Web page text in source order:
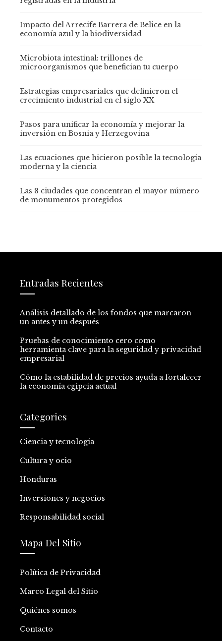
Impacto del Arrecife Barrera de Belice en la
economía azul y la biodiversidad
Microbiota intestinal: trillones de
microorganismos que benefician tu cuerpo
Estrategias empresariales que definieron el
crecimiento industrial en el siglo XX
Pasos para unificar la economía y mejorar la
inversión en Bosnia y Herzegovina
Las ecuaciones que hicieron posible la tecnología
moderna y la ciencia
Las 8 ciudades que concentran el mayor número
de monumentos protegidos
Entradas Recientes
Análisis detallado de los fondos que marcaron
un antes y un después
Pruebas de conocimiento cero como
herramienta clave para la seguridad y privacidad
empresarial
Cómo la estabilidad de precios ayuda a fortalecer
la economía egipcia actual
Categories
Ciencia y tecnología
Cultura y ocio
Honduras
Inversiones y negocios
Responsabilidad social
Mapa Del Sitio
Política de Privacidad
Marco Legal del Sitio
Quiénes somos
Contacto